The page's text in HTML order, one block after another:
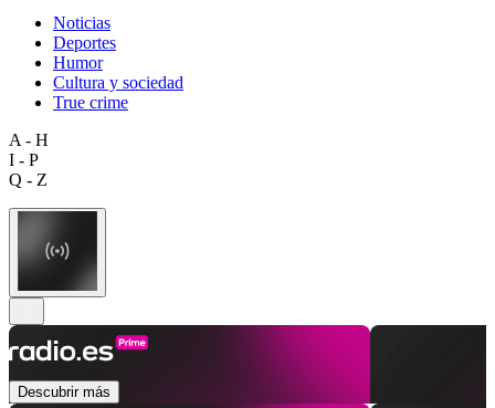
Noticias
Deportes
Humor
Cultura y sociedad
True crime
A - H
I - P
Q - Z
Descubrir más